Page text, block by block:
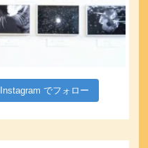
Instagram でフォロー